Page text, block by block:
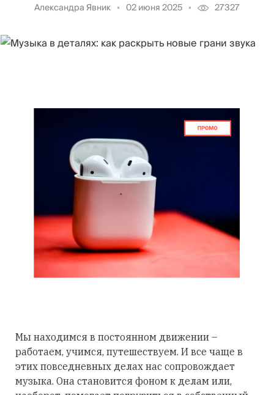
Александра Явник 02 июня 2025 27327
Мы находимся в постоянном движении –
работаем, учимся, путешествуем. И все чаще в
этих повседневных делах нас сопровождает
музыка. Она становится фоном к делам или,